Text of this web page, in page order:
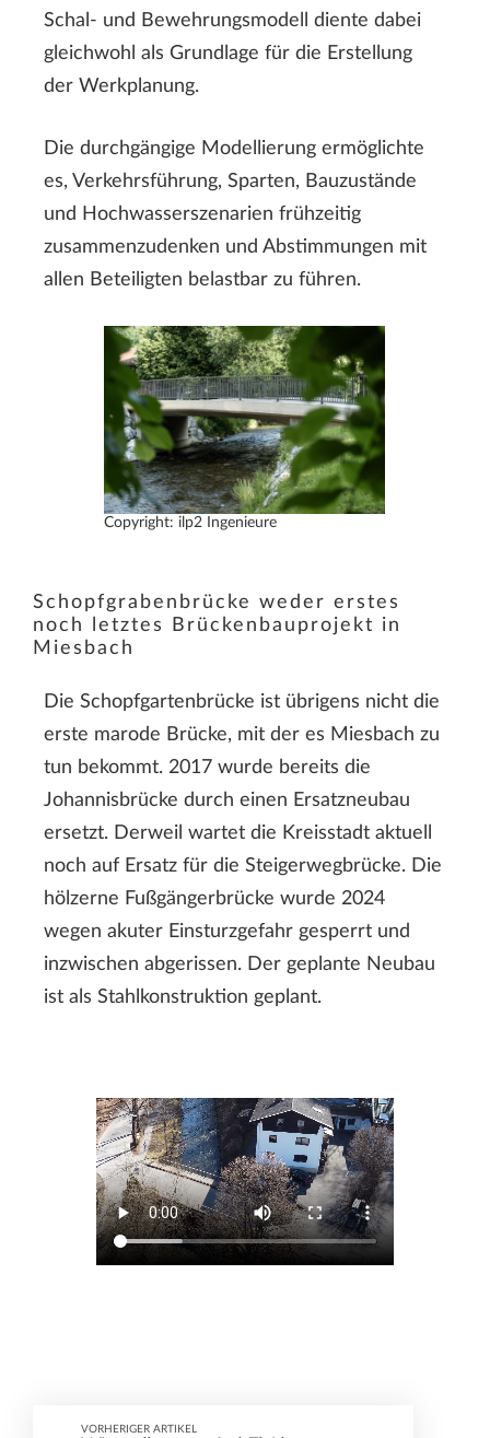
Schal- und Bewehrungsmodell diente dabei
gleichwohl als Grundlage für die Erstellung
der Werkplanung.
Die durchgängige Modellierung ermöglichte
es, Verkehrsführung, Sparten, Bauzustände
und Hochwasserszenarien frühzeitig
zusammenzudenken und Abstimmungen mit
allen Beteiligten belastbar zu führen.
Copyright: ilp2 Ingenieure
Schopfgrabenbrücke weder erstes
noch letztes Brückenbauprojekt in
Miesbach
Die Schopfgartenbrücke ist übrigens nicht die
erste marode Brücke, mit der es Miesbach zu
tun bekommt. 2017 wurde bereits die
Johannisbrücke durch einen Ersatzneubau
ersetzt. Derweil wartet die Kreisstadt aktuell
noch auf Ersatz für die Steigerwegbrücke. Die
hölzerne Fußgängerbrücke wurde 2024
wegen akuter Einsturzgefahr gesperrt und
inzwischen abgerissen. Der geplante Neubau
ist als Stahlkonstruktion geplant.
VORHERIGER ARTIKEL